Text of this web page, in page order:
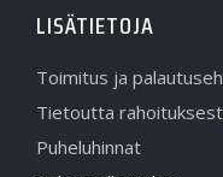
LISÄTIETOJA
Toimitus ja
Tietoutta
Puheluhinnat